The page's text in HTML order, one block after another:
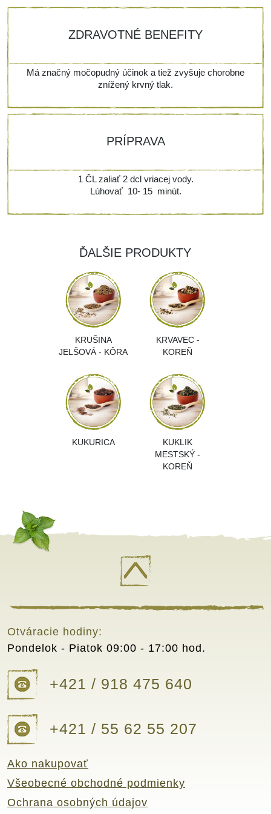
ZDRAVOTNÉ BENEFITY
Má značný močopudný účinok a tiež zvyšuje chorobne
znížený krvný tlak.
PRÍPRAVA
1 ČL zaliať 2 dcl vriacej vody.
Lúhovať 10- 15 minút.
ĎALŠIE PRODUKTY
KRUŠINA
JELŠOVÁ - KÔRA
KRVAVEC -
KOREŇ
KUKURICA
KUKLIK
MESTSKÝ -
KOREŇ
Ako nakupovať
Všeobecné obchodné podmienky
Ochrana osobných údajov
+421 / 918 475 640
+421 / 55 62 55 207
Otváracie hodiny:
Pondelok - Piatok 09:00 - 17:00 hod.